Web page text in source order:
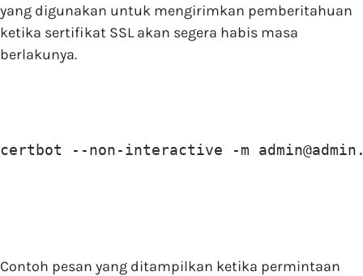
yang digunakan untuk mengirimkan pemberitahuan
ketika sertifikat SSL akan segera habis masa
berlakunya.
certbot --non-interactive -m
Contoh pesan yang ditampilkan ketika permintaan